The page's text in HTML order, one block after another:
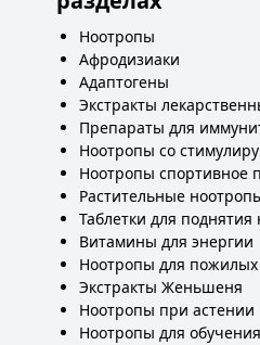
Ноотропы
Афродизиаки
Адаптогены
Экстракты
Препараты для
Ноотропы со
Ноотропы спортивное
Растительные
Таблетки для поднятия
Витамины для энергии
Ноотропы для пожилых
Экстракты Женьшеня
Ноотропы при астении
Ноотропы для обучения